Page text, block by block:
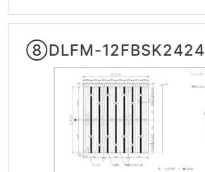
⑧DLFM-12FBSK2424